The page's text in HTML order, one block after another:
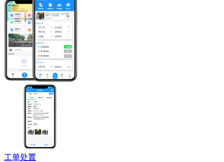
工单处置